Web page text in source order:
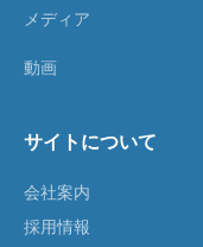
メディア
動画
サイトについて
会社案内
採用情報